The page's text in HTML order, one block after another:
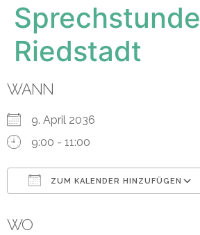
Sprechstunde
Riedstadt
WANN
9. April 2036
9:00 - 11:00
ZUM KALENDER HINZUFÜGEN
WO